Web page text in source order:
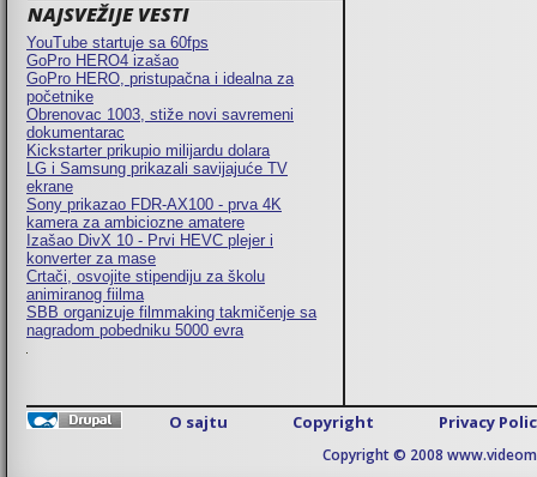
NAJSVEŽIJE VESTI
YouTube startuje sa 60fps
GoPro HERO4 izašao
GoPro HERO, pristupačna i idealna za
početnike
Obrenovac 1003, stiže novi savremeni
dokumentarac
Kickstarter prikupio milijardu dolara
LG i Samsung prikazali savijajuće TV
ekrane
Sony prikazao FDR-AX100 - prva 4K
kamera za ambiciozne amatere
Izašao DivX 10 - Prvi HEVC plejer i
konverter za mase
Crtači, osvojite stipendiju za školu
animiranog fiilma
SBB organizuje filmmaking takmičenje sa
nagradom pobedniku 5000 evra
O sajtu Copyright Privacy
Copyright © 2008